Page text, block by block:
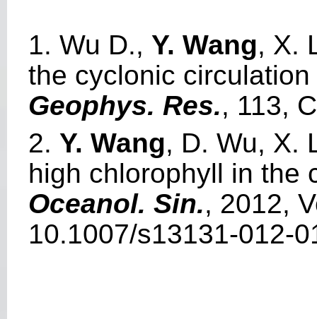
1. Wu D., Y. Wang, X.
the cyclonic
Geophys. Res., 113,
2. Y. Wang, D. Wu, X.
high chlorophyll in the
Oceanol. Sin., 2012,
10.1007/s13131-012-